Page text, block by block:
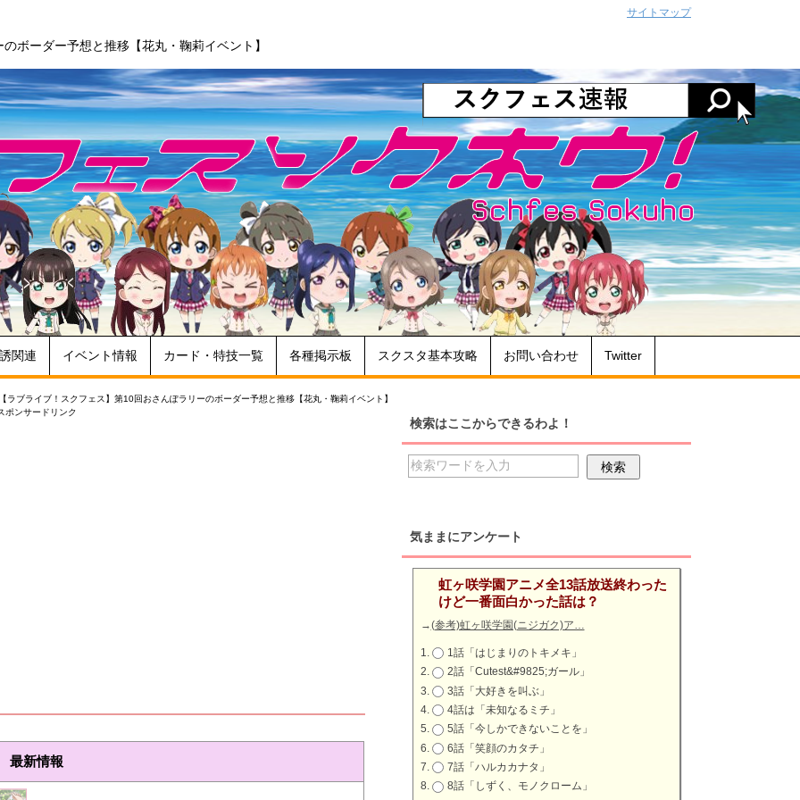
ボーダー予想と推移【花丸・鞠莉イベント】
関連 イベント情報 カード・特技一覧 各種掲示板 スクスタ基本攻略 お問い合わせ Twitter
ラブライブ！スクフェス】第10回おさんぽラリーのボーダー予想と推移【花丸・鞠莉イベント】
ポンサードリンク
最新情報
検索はここからできるわよ！
気ままにアンケート
虹ヶ咲学園アニメ全13話放送終わった
けど一番面白かった話は？
→(参考)虹ヶ咲学園(ニジガク)ア…
1話「はじまりのトキメキ」
2話「Cutest&#9825;ガール」
3話「大好きを叫ぶ」
4話は「未知なるミチ」
5話「今しかできないことを」
6話「笑顔のカタチ」
7話「ハルカカナタ」
8話「しずく、モノクローム」
サイトマップ